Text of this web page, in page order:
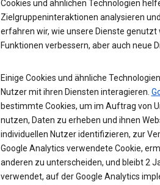
Cookies und ähnlichen Technologien
Zielgruppeninteraktionen analysieren
erfahren wir, wie unsere Dienste genutzt
Funktionen verbessern, aber auch neue
Einige Cookies und ähnliche
Nutzer mit ihren Diensten interagieren.
bestimmte Cookies, um im Auftrag von
nutzen, Daten zu erheben und ihnen
individuellen Nutzer identifizieren, zur
Google Analytics verwendete Cookie,
anderen zu unterscheiden, und bleibt 2
verwendet, auf der Google Analytics